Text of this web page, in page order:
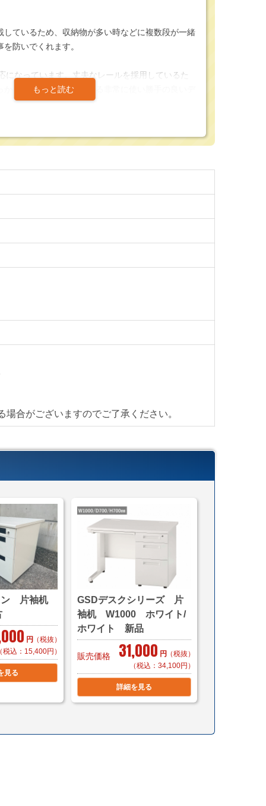
しているため、収納物が多い時などに複数段が一緒
防いでくれます。
になっています。丈夫なレールを採用しているた
りと引き出す事ができる非常に使い勝手の良いデ
す。
ー引き出しが付いているため、書類の一時保管や、
まで)
金はこちら
都圏対応
軒先渡し ＊簡単な搬入可）
お渡し方法で送料算出致します。
入の場合は同梱等、最良の方法で送料を算出させ
（要事前連絡）
合がございますのでご了承ください。
ン 片袖机
円 （税抜）
税込：15,400円）
見る
GSDデスクシリーズ 片
袖机 W1000 ホワイト/
ホワイト 新品
販売価格 31,000 円 （税抜）
（税込：34,100円）
詳細を見る